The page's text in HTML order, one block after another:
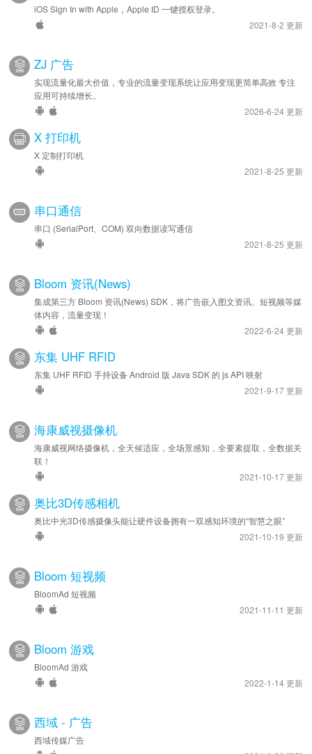
iOS Sign In with Apple，Apple ID 一键授权登录。
2021-8-2 更新
ZJ 广告
实现流量化最大价值，专业的流量变现系统让应用变现更简单高效 专注
应用可持续增长。
2026-6-24 更新
X 打印机
X 定制打印机
2021-8-25 更新
串口通信
串口 (SerialPort、COM) 双向数据读写通信
2021-8-25 更新
Bloom 资讯(News)
集成第三方 Bloom 资讯(News) SDK，将广告嵌入图文资讯、短视频等媒
体内容，流量变现！
2022-6-24 更新
东集 UHF RFID
东集 UHF RFID 手持设备 Android 版 Java SDK 的 js API 映射
2021-9-17 更新
海康威视摄像机
海康威视网络摄像机，全天候适应，全场景感知，全要素提取，全数据关
联！
2021-10-17 更新
奥比3D传感相机
奥比中光3D传感摄像头能让硬件设备拥有一双感知环境的“智慧之眼”
2021-10-19 更新
Bloom 短视频
BloomAd 短视频
2021-11-11 更新
Bloom 游戏
BloomAd 游戏
2022-1-14 更新
西域 - 广告
西域传媒广告